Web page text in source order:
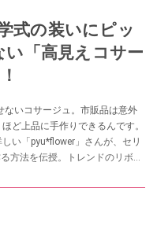
式の装いにピッ
「高見えコサー
ないコサージュ。市販品は意外
ど上品に手作りできるんです。
い「pyu*flower」さんが、セリ
方法を伝授。トレンドのリボン